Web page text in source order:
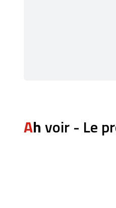
Ahvoir - Le